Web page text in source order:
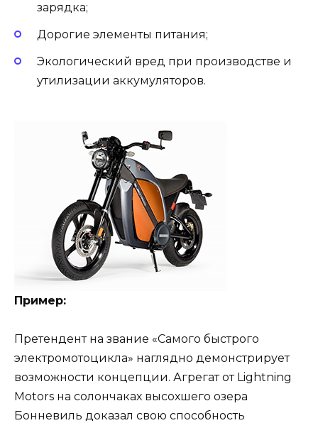
зарядка;
Дорогие элементы питания;
Экологический вред при производстве и
утилизации аккумуляторов.
Пример:
Претендент на звание «Самого быстрого
электромотоцикла» наглядно демонстрирует
возможности концепции. Агрегат от Lightning
Motors на солончаках высохшего озера
Бонневиль доказал свою способность